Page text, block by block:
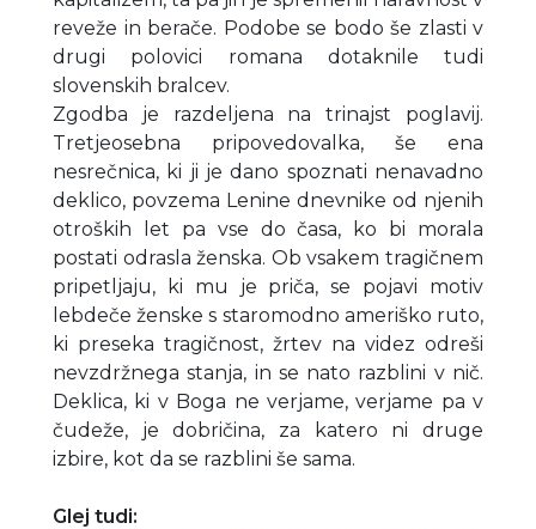
reveže in berače. Podobe se bodo še zlasti v
drugi polovici romana dotaknile tudi
slovenskih bralcev.
Zgodba je razdeljena na trinajst poglavij.
Tretjeosebna pripovedovalka, še ena
nesrečnica, ki ji je dano spoznati nenavadno
deklico, povzema Lenine dnevnike od njenih
otroških let pa vse do časa, ko bi morala
postati odrasla ženska. Ob vsakem tragičnem
pripetljaju, ki mu je priča, se pojavi motiv
lebdeče ženske s staromodno ameriško ruto,
ki preseka tragičnost, žrtev na videz odreši
nevzdržnega stanja, in se nato razblini v nič.
Deklica, ki v Boga ne verjame, verjame pa v
čudeže, je dobričina, za katero ni druge
izbire, kot da se razblini še sama.
Glej tudi: